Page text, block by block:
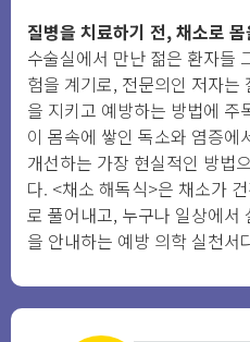
질병을 치료하기 전, 채소로
수술실에서 만난 젊은 환자들
험을 계기로, 전문의인 저자는
을 지키고 예방하는 방법에 주
이 몸속에 쌓인 독소와 염증에
개선하는 가장 현실적인 방법
다. <채소 해독식>은 채소가
로 풀어내고, 누구나 일상에서
을 안내하는 예방 의학 실천서